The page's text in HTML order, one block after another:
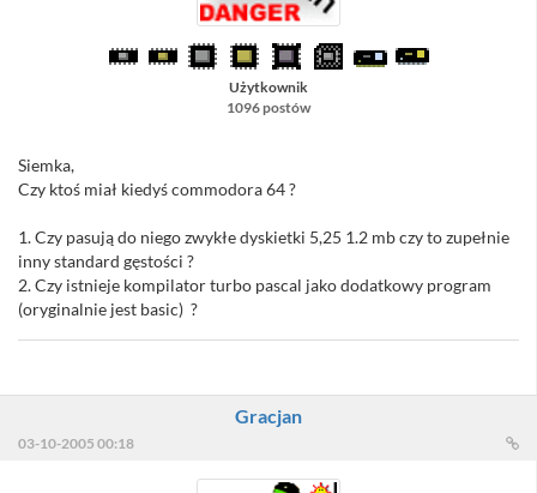
Użytkownik
1096 postów
Siemka,
Czy ktoś miał kiedyś commodora 64 ?
1. Czy pasują do niego zwykłe dyskietki 5,25 1.2 mb czy to zupełnie
inny standard gęstości ?
2. Czy istnieje kompilator turbo pascal jako dodatkowy program
(oryginalnie jest basic) ?
Gracjan
03-10-2005 00:18